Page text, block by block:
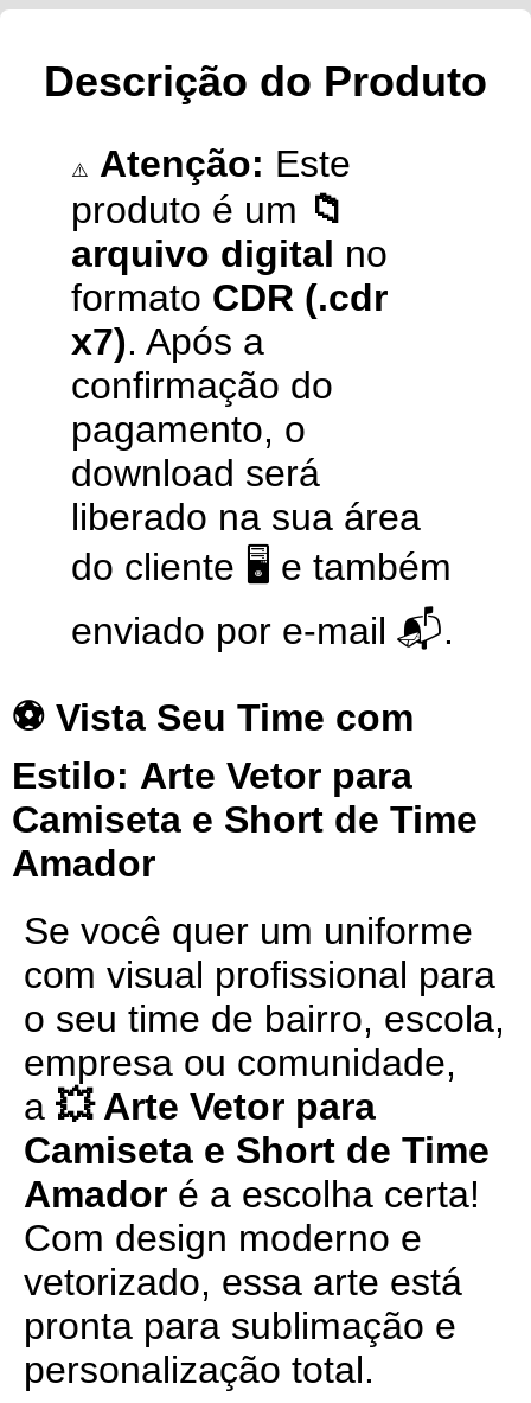
Descrição do Produto
⚠️ Atenção: Este
produto é um 📁
arquivo digital no
formato CDR (.cdr
x7). Após a
confirmação do
pagamento, o
download será
liberado na sua área
do cliente 🖥️ e também
enviado por e-mail 📬.
⚽ Vista Seu Time com
Estilo: Arte Vetor para
Camiseta e Short de Time
Amador
Se você quer um uniforme
com visual profissional para
o seu time de bairro, escola,
empresa ou comunidade,
a 💥 Arte Vetor para
Camiseta e Short de Time
Amador é a escolha certa!
Com design moderno e
vetorizado, essa arte está
pronta para sublimação e
personalização total.